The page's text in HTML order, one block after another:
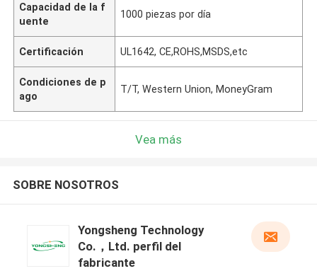
Capacidad de la f
uente
1000 piezas por día
Certificación UL1642, CE,ROHS,MSDS,etc
Condiciones de p
ago
T/T, Western Union, MoneyGram
Vea más
SOBRE NOSOTROS
Yongsheng Technology
Co.，Ltd. perfil del
fabricante